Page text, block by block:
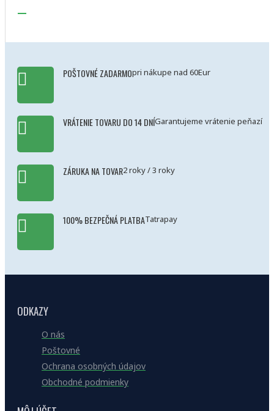
POŠTOVNÉ ZADARMOpri nákupe nad 60Eur
VRÁTENIE TOVARU DO 14 DNÍGarantujeme vrátenie peňazí
ZÁRUKA NA TOVAR2 roky / 3 roky
100% BEZPEČNÁ PLATBATatrapay
ODKAZY
O nás
Poštovné
Ochrana osobných údajov
Obchodné podmienky